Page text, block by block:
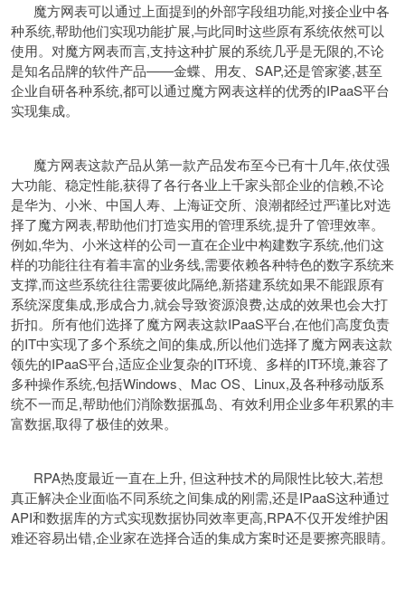
魔方网表可以通过上面提到的外部字段组功能,对接企业中各
种系统,帮助他们实现功能扩展,与此同时这些原有系统依然可以
使用。对魔方网表而言,支持这种扩展的系统几乎是无限的,不论
是知名品牌的软件产品——金蝶、用友、SAP,还是管家婆,甚至
企业自研各种系统,都可以通过魔方网表这样的优秀的IPaaS平台
实现集成。
魔方网表这款产品从第一款产品发布至今已有十几年,依仗强
大功能、稳定性能,获得了各行各业上千家头部企业的信赖,不论
是华为、小米、中国人寿、上海证交所、浪潮都经过严谨比对选
择了魔方网表,帮助他们打造实用的管理系统,提升了管理效率。
例如,华为、小米这样的公司一直在企业中构建数字系统,他们这
样的功能往往有着丰富的业务线,需要依赖各种特色的数字系统来
支撑,而这些系统往往需要彼此隔绝,新搭建系统如果不能跟原有
系统深度集成,形成合力,就会导致资源浪费,达成的效果也会大打
折扣。所有他们选择了魔方网表这款IPaaS平台,在他们高度负责
的IT中实现了多个系统之间的集成,所以他们选择了魔方网表这款
领先的IPaaS平台,适应企业复杂的IT环境、多样的IT环境,兼容了
多种操作系统,包括Windows、Mac OS、Linux,及各种移动版系
统不一而足,帮助他们消除数据孤岛、有效利用企业多年积累的丰
富数据,取得了极佳的效果。
RPA热度最近一直在上升, 但这种技术的局限性比较大,若想
真正解决企业面临不同系统之间集成的刚需,还是IPaaS这种通过
API和数据库的方式实现数据协同效率更高,RPA不仅开发维护困
难还容易出错,企业家在选择合适的集成方案时还是要擦亮眼睛。